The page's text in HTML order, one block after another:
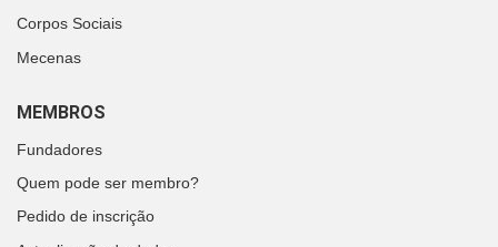
Corpos Sociais
Mecenas
MEMBROS
Fundadores
Quem pode ser membro?
Pedido de inscrição